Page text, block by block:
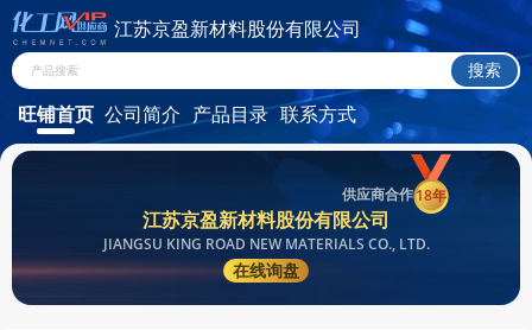
江苏京盈新材料股份有限公司
旺铺首页 公司简介 产品目录 联系方式
江苏京盈新材料股份有限公司
JIANGSU KING ROAD NEW MATERIALS CO., LTD.
在线询盘
供应商合作18年